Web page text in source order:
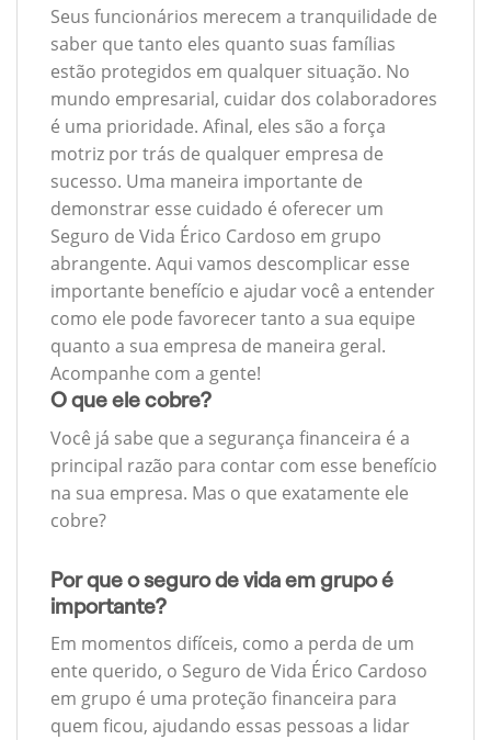
Seus funcionários merecem a tranquilidade de
saber que tanto eles quanto suas famílias
estão protegidos em qualquer situação. No
mundo empresarial, cuidar dos colaboradores
é uma prioridade. Afinal, eles são a força
motriz por trás de qualquer empresa de
sucesso. Uma maneira importante de
demonstrar esse cuidado é oferecer um
Seguro de Vida Érico Cardoso em grupo
abrangente. Aqui vamos descomplicar esse
importante benefício e ajudar você a entender
como ele pode favorecer tanto a sua equipe
quanto a sua empresa de maneira geral.
Acompanhe com a gente!
O que ele cobre?
Você já sabe que a segurança financeira é a
principal razão para contar com esse benefício
na sua empresa. Mas o que exatamente ele
cobre?
Por que o seguro de vida em grupo é
importante?
Em momentos difíceis, como a perda de um
ente querido, o Seguro de Vida Érico Cardoso
em grupo é uma proteção financeira para
quem ficou, ajudando essas pessoas a lidar